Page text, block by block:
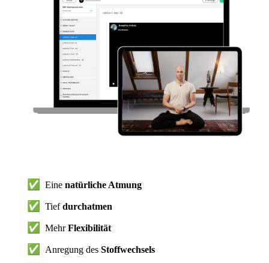
✅ Eine natürliche Atmung
✅ Tiefdurchatmen
✅ MehrFlexibilität
✅ Anregung des Stoffwechsels